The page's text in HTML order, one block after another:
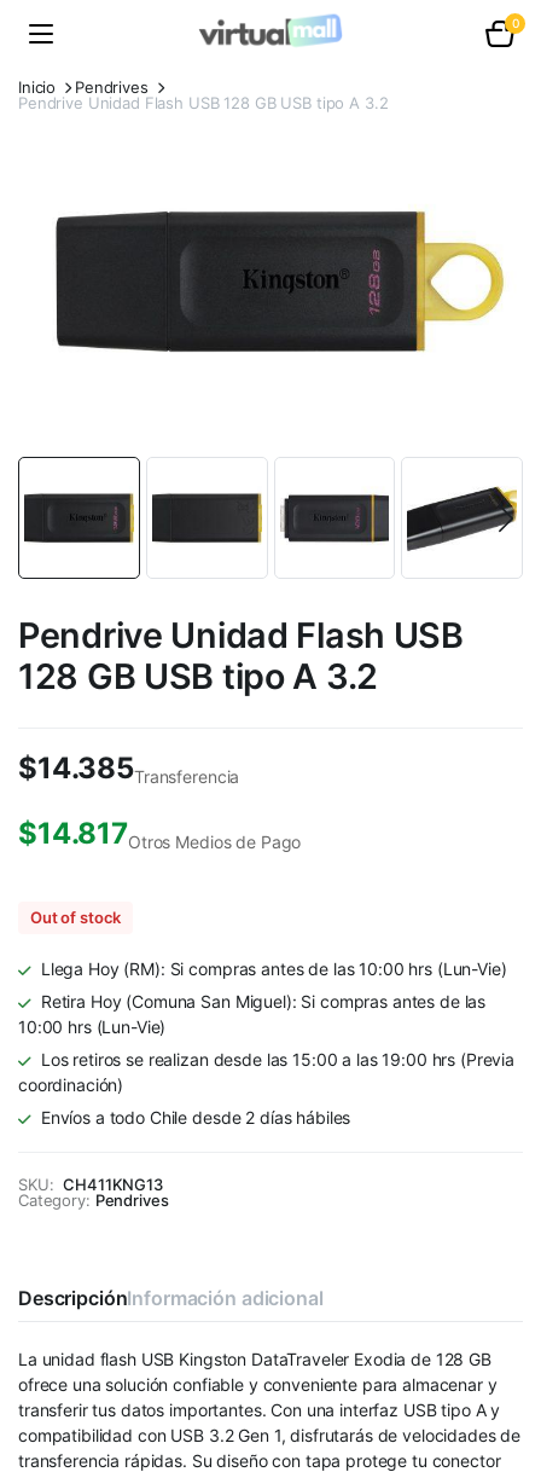
0
Inicio
Pendrives
Pendrive Unidad Flash USB 128 GB USB tipo A 3.2
Pendrive Unidad Flash USB
128 GB USB tipo A 3.2
$14.385Transferencia
$14.817Otros Medios de Pago
Out of stock
Llega Hoy (RM): Si compras antes de las 10:00 hrs (Lun-Vie)
Retira Hoy (Comuna San Miguel): Si compras antes de las
10:00 hrs (Lun-Vie)
Los retiros se realizan desde las 15:00 a las 19:00 hrs (Previa
coordinación)
Envíos a todo Chile desde 2 días hábiles
SKU: CH411KNG13
Category: Pendrives
DescripciónInformación adicional
La unidad flash USB Kingston DataTraveler Exodia de 128 GB
ofrece una solución confiable y conveniente para almacenar y
transferir tus datos importantes. Con una interfaz USB tipo A y
compatibilidad con USB 3.2 Gen 1, disfrutarás de velocidades de
transferencia rápidas. Su diseño con tapa protege tu conector